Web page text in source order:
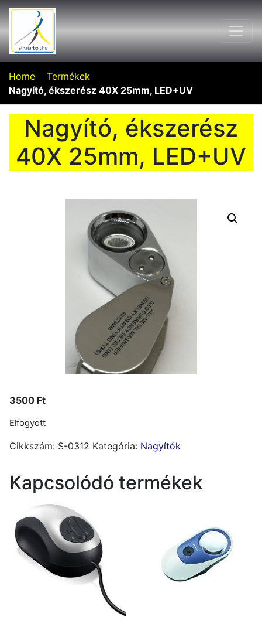
Home
Termékek
Nagyító, ékszerész 40X 25mm, LED+UV
Nagyító, ékszerész
40X 25mm, LED+UV
3500 Ft
Elfogyott
Cikkszám: S-0312 Kategória: Nagyítók
Kapcsolódó termékek